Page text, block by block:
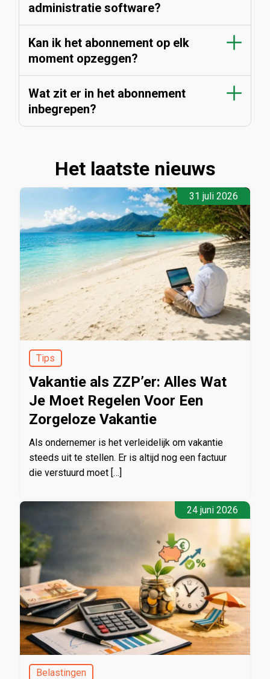
administratie software?
Kan ik het abonnement op elk
moment opzeggen?
Wat zit er in het abonnement
inbegrepen?
Het laatste nieuws
31 juli 2026
Tips
Vakantie als ZZP’er: Alles Wat
Je Moet Regelen Voor Een
Zorgeloze Vakantie
Als ondernemer is het verleidelijk om vakantie
steeds uit te stellen. Er is altijd nog een factuur
die verstuurd moet […]
24 juni 2026
Belastingen